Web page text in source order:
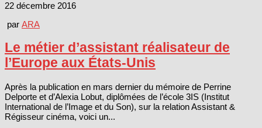
22 décembre 2016
par ARA
Le métier d’assistant réalisateur de
l’Europe aux États-Unis
Après la publication en mars dernier du mémoire de Perrine
Delporte et d’Alexia Lobut, diplômées de l’école 3IS (Institut
International de l’Image et du Son), sur la relation Assistant &
Régisseur cinéma, voici un...